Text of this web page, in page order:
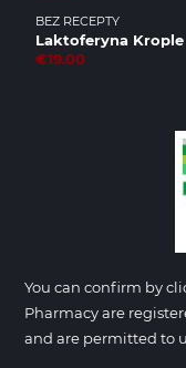
BEZ RECEPTY
Laktoferyna Krople
€19.00
You can confirm by
Pharmacy are
and are permitted to